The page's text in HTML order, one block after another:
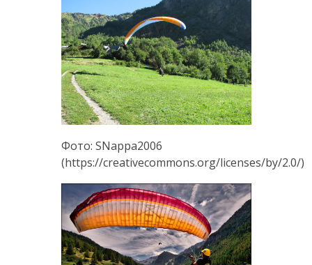
Фото: SNappa2006
(https://creativecommons.org/licenses/by/2.0/)